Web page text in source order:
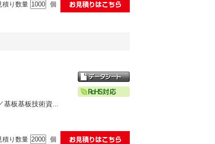
積り数量 個
基板基板技術資...
積り数量 個